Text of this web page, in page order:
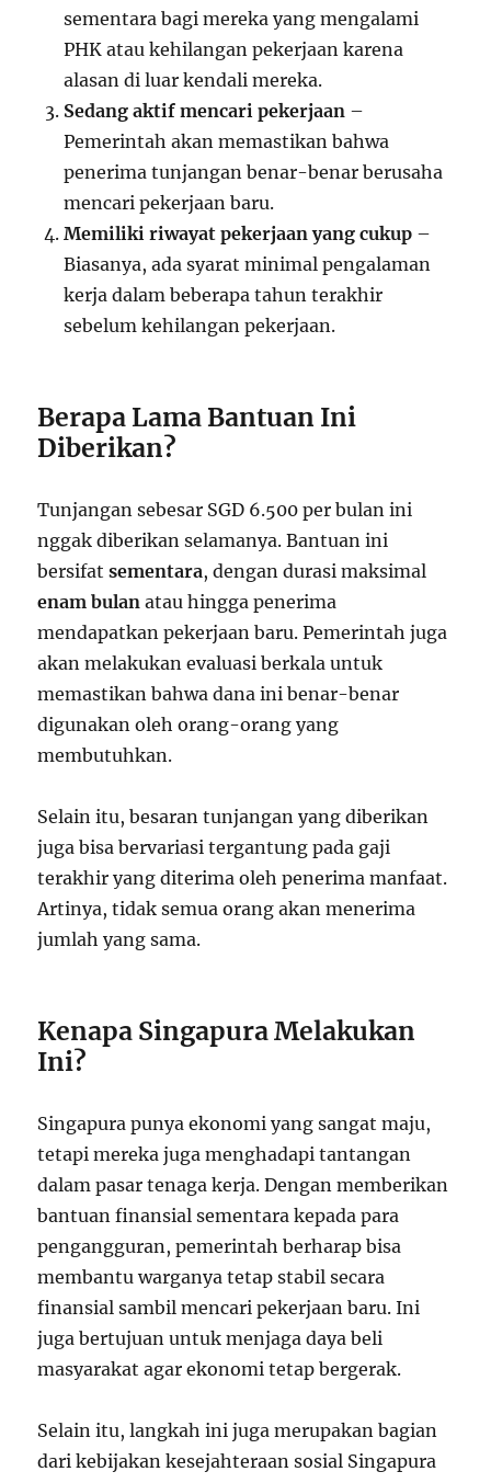
sementara bagi mereka yang mengalami
PHK atau kehilangan pekerjaan karena
alasan di luar kendali mereka.
Sedang aktif mencari pekerjaan –
Pemerintah akan memastikan bahwa
penerima tunjangan benar-benar berusaha
mencari pekerjaan baru.
Memiliki riwayat pekerjaan yang cukup –
Biasanya, ada syarat minimal pengalaman
kerja dalam beberapa tahun terakhir
sebelum kehilangan pekerjaan.
Berapa Lama Bantuan Ini
Diberikan?
Tunjangan sebesar SGD 6.500 per bulan ini
nggak diberikan selamanya. Bantuan ini
bersifatsementara, dengan durasi maksimal
enam bulan atau hingga penerima
mendapatkan pekerjaan baru. Pemerintah juga
akan melakukan evaluasi berkala untuk
memastikan bahwa dana ini benar-benar
digunakan oleh orang-orang yang
membutuhkan.
Selain itu, besaran tunjangan yang diberikan
juga bisa bervariasi tergantung pada gaji
terakhir yang diterima oleh penerima manfaat.
Artinya, tidak semua orang akan menerima
jumlah yang sama.
Kenapa Singapura Melakukan
Ini?
Singapura punya ekonomi yang sangat maju,
tetapi mereka juga menghadapi tantangan
dalam pasar tenaga kerja. Dengan memberikan
bantuan finansial sementara kepada para
pengangguran, pemerintah berharap bisa
membantu warganya tetap stabil secara
finansial sambil mencari pekerjaan baru. Ini
juga bertujuan untuk menjaga daya beli
masyarakat agar ekonomi tetap bergerak.
Selain itu, langkah ini juga merupakan bagian
dari kebijakan kesejahteraan sosial Singapura